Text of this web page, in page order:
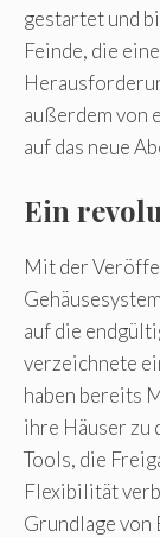
gestartet und
Feinde, die
außerdem von
auf das neue
Ein
Mit der
auf die
verzeichnete
haben bereits
ihre Häuser zu
Tools, die
Flexibilität
Grundlage von